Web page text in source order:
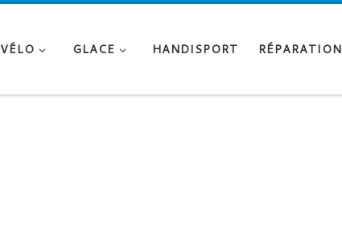
VÉLO GLACE HANDISPORT RÉPARATION